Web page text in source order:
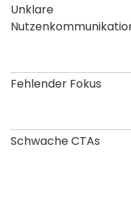
Unklare
Fehlender Fokus
Schwache CTAs